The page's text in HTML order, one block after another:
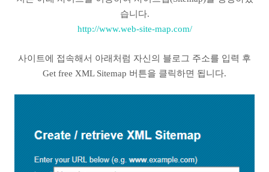
습니다.
http://www.web-site-map.com/
사이트에 접속해서 아래처럼 자신의 블로그 주소를 입력 후
Get free XML Sitemap 버튼을 클릭하면 됩니다.